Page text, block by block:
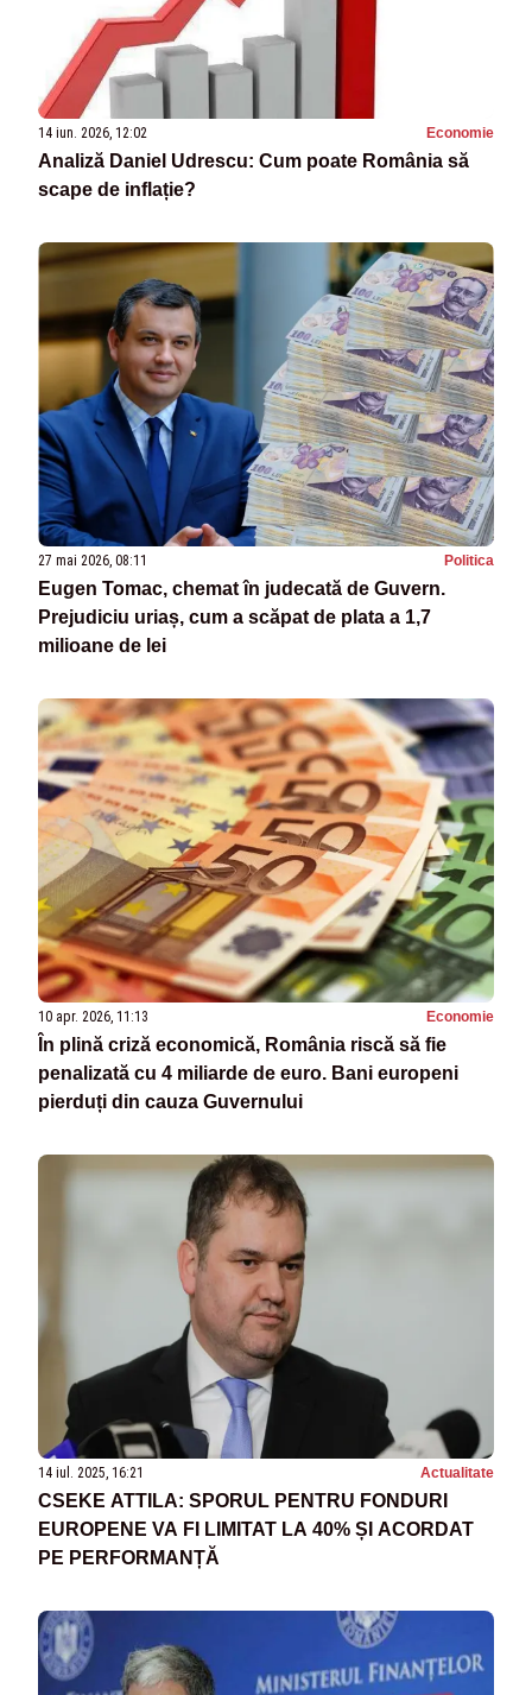
14 iun. 2026, 12:02 Economie
Analiză Daniel Udrescu: Cum poate România să
scape de inflație?
27 mai 2026, 08:11 Politica
Eugen Tomac, chemat în judecată de Guvern.
Prejudiciu uriaș, cum a scăpat de plata a 1,7
milioane de lei
10 apr. 2026, 11:13 Economie
În plină criză economică, România riscă să fie
penalizată cu 4 miliarde de euro. Bani europeni
pierduți din cauza Guvernului
14 iul. 2025, 16:21 Actualitate
CSEKE ATTILA: SPORUL PENTRU FONDURI
EUROPENE VA FI LIMITAT LA 40% ȘI ACORDAT
PE PERFORMANȚĂ